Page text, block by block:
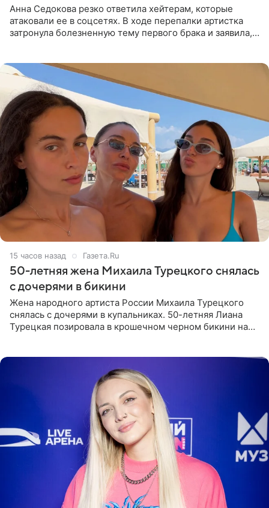
Анна Седокова резко ответила хейтерам, которые
атаковали ее в соцсетях. В ходе перепалки артистка
затронула болезненную тему первого брака и заявила,
15 часов назад Газета.Ru
50-летняя жена Михаила Турецкого снялась
с дочерями в бикини
Жена народного артиста России Михаила Турецкого
снялась с дочерями в купальниках. 50-летняя Лиана
Турецкая позировала в крошечном черном бикини на